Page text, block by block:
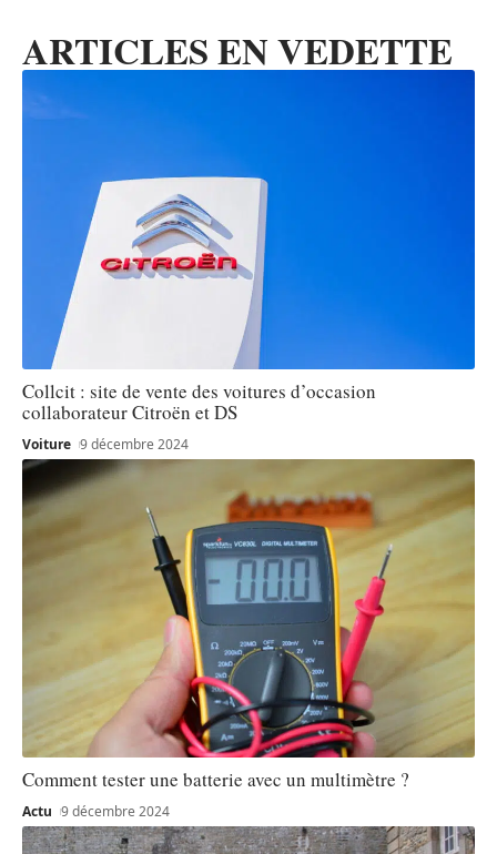
ARTICLES EN VEDETTE
Collcit : site de vente des voitures d’occasion
collaborateur Citroën et DS
Voiture 9 décembre 2024
Comment tester une batterie avec un multimètre ?
Actu 9 décembre 2024